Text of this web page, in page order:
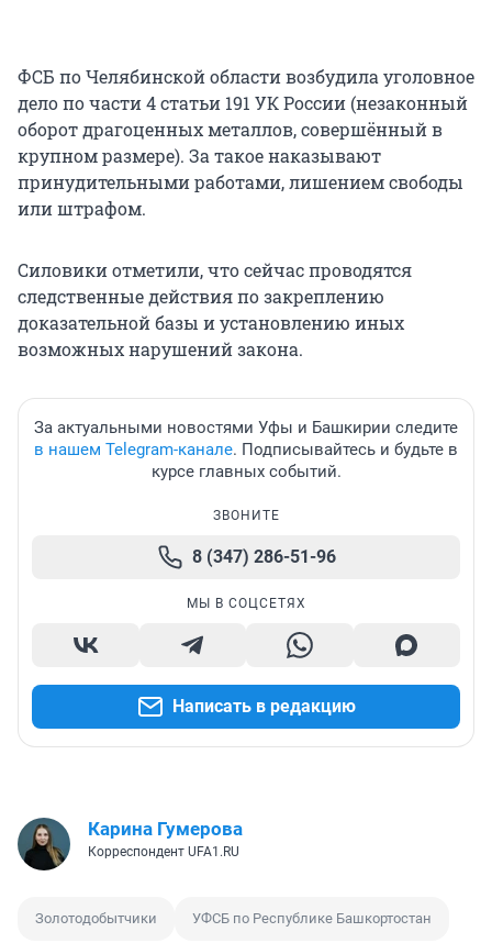
ФСБ по Челябинской области возбудила уголовное
дело по части 4 статьи 191 УК России (незаконный
оборот драгоценных металлов, совершённый в
крупном размере). За такое наказывают
принудительными работами, лишением свободы
или штрафом.
Силовики отметили, что сейчас проводятся
следственные действия по закреплению
доказательной базы и установлению иных
возможных нарушений закона.
За актуальными новостями Уфы и Башкирии следите
в нашем Telegram-канале. Подписывайтесь и будьте в
курсе главных событий.
ЗВОНИТЕ
8 (347) 286-51-96
МЫ В СОЦСЕТЯХ
Написать в редакцию
Карина Гумерова
Корреспондент UFA1.RU
Золотодобытчики УФСБ по Республике Башкортостан